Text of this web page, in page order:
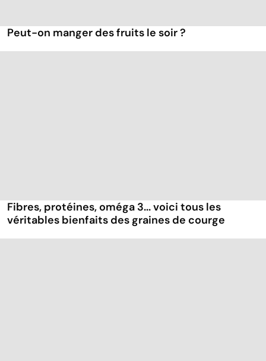
Peut-on manger des fruits le soir ?
Fibres, protéines, oméga 3... voici tous les
véritables bienfaits des graines de courge